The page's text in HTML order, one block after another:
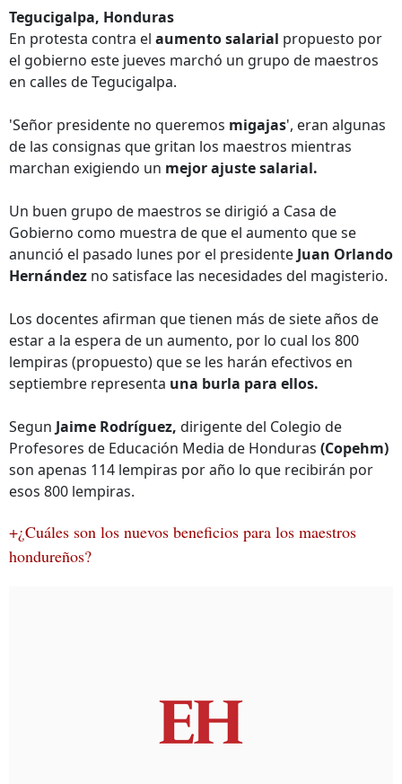
Tegucigalpa, Honduras
En protesta contra el aumento salarial propuesto por
el gobierno este jueves marchó un grupo de maestros
en calles de Tegucigalpa.
'Señor presidente no queremos migajas', eran algunas
de las consignas que gritan los maestros mientras
marchan exigiendo un mejor ajuste salarial.
Un buen grupo de maestros se dirigió a Casa de
Gobierno como muestra de que el aumento que se
anunció el pasado lunes por el presidente Juan Orlando
Hernández no satisface las necesidades del magisterio.
Los docentes afirman que tienen más de siete años de
estar a la espera de un aumento, por lo cual los 800
lempiras (propuesto) que se les harán efectivos en
septiembre representa una burla para ellos.
Segun Jaime Rodríguez, dirigente del Colegio de
Profesores de Educación Media de Honduras (Copehm)
son apenas 114 lempiras por año lo que recibirán por
esos 800 lempiras.
+¿Cuáles son los nuevos beneficios para los maestros
hondureños?